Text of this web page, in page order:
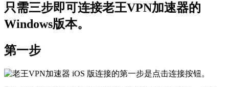
只需三步即可连接老王VPN加速器的
Windows版本。
第一步